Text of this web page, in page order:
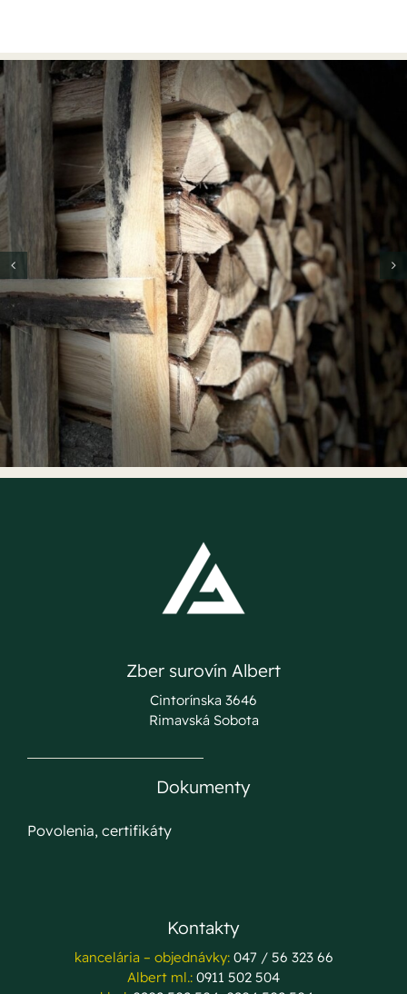
Zber surovín Albert
Cintorínska 3646
Rimavská Sobota
Dokumenty
Povolenia, certifikáty
Kontakty
kancelária – objednávky:047 / 56 323 66
Albert ml.: 0911 502 504